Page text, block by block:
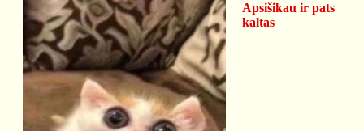
Apsišikau ir pats
kaltas